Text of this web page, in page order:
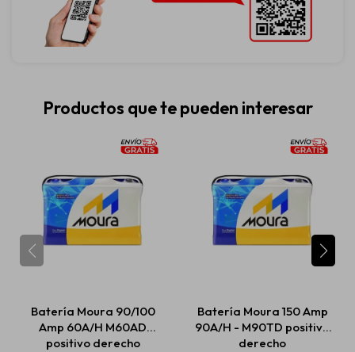
Productos que te pueden interesar
Batería Moura 90/100
Amp 60A/H M60AD
positivo derecho
Batería Moura 150 Amp
90A/H - M90TD positivo
derecho